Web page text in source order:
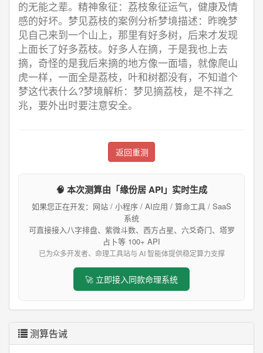
的无能之辈。精神象征：荔枝象征运气，健康及情
感的好坏。梦见荔枝的案例分析梦境描述：昨晚梦
见自己来到一个山上，那里有好多树，后来才发现
上面长了好多荔枝。好多人在摘，于是我也上去
摘，奇怪的是我后来摘的地方像一面墙，就像爬山
虎一样，一面全是荔枝，叶和树都没有，不知道个
梦这代表什么?梦境解析：梦见摘荔枝，是不祥之
兆，要外出时要注意安全。
返回重测
🧠 本次测算由「缘份居 API」实时生成
如果您正在开发：网站 / 小程序 / AI应用 / 算命工具 / SaaS
系统
可直接接入八字排盘、紫微斗数、西方占星、六爻奇门、塔罗
占卜等 100+ API
已为众多开发者、命理工具站与 AI 智能体提供稳定算力支撑
🚀 立即接入同款命理系统
测算告诫